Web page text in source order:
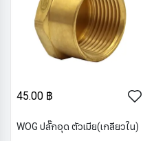
45.00 ฿
WOG ปลั๊กอุด ตัวเมีย(เกลียวใน)